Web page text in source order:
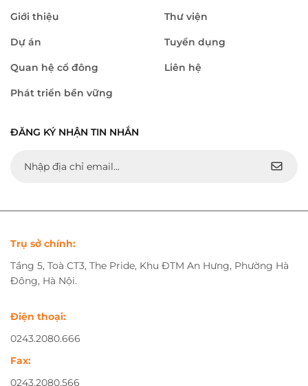
Giới thiệu
Dự án
Quan hệ cổ đông
Phát triển bền vững
Thư viện
Tuyển dụng
Liên hệ
ĐĂNG KÝ NHẬN TIN NHẮN
Trụ sở chính:
Tầng 5, Toà CT3, The Pride, Khu ĐTM An Hưng, Phường Hà
Đông, Hà Nội.
Điện thoại:
0243.2080.666
Fax:
0243.2080.566